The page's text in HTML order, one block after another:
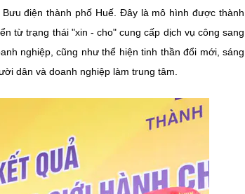
điện thành phố Huế. Đây là mô hình được thành
từ trạng thái "xin - cho" cung cấp dịch vụ công sang
nghiệp, cũng như thể hiện tinh thần đổi mới, sáng
dân và doanh nghiệp làm trung tâm.